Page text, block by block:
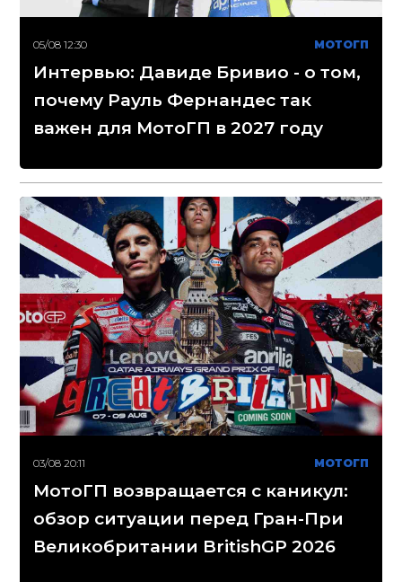
05/08 12:30 МОТОГП
Интервью: Давиде Бривио - о том,
почему Рауль Фернандес так
важен для МотоГП в 2027 году
03/08 20:11 МОТОГП
МотоГП возвращается с каникул:
обзор ситуации перед Гран-При
Великобритании BritishGP 2026